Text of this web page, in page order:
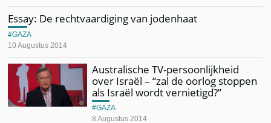
Essay: De rechtvaardiging van jodenhaat
10 Augustus 2014
GAZA
Australische TV-persoonlijkheid
over Israël – “zal de oorlog stoppen
als Israël wordt vernietigd?”
8 Augustus 2014
GAZA